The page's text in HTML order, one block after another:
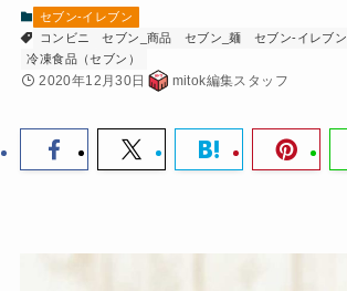
セブン-イレブン
コンビニ
セブン_商品 セブン_麺 セブン-イレブン
冷凍食品（セブン）
2020年12月30日 mitok編集スタッフ